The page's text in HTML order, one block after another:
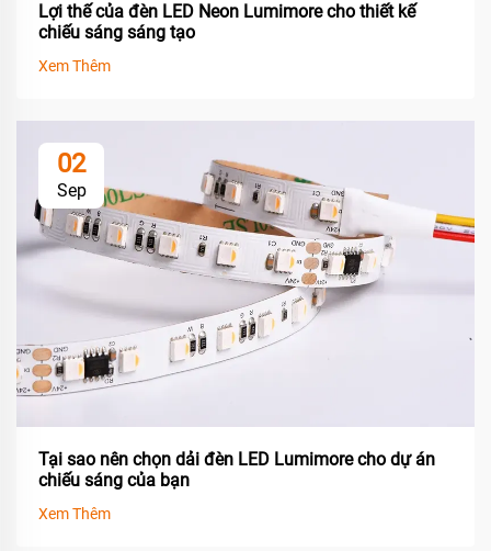
Lợi thế của đèn LED Neon Lumimore cho thiết kế
chiếu sáng sáng tạo
Xem Thêm
02
Sep
Tại sao nên chọn dải đèn LED Lumimore cho dự án
chiếu sáng của bạn
Xem Thêm